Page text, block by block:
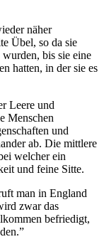
näher
Übel, so da sie
bis sie eine
hatten, in der sie es
Leere und
Menschen
und
ab. Die mittlere
welcher ein
und feine Sitte.
man in England
zwar das
befriedigt,